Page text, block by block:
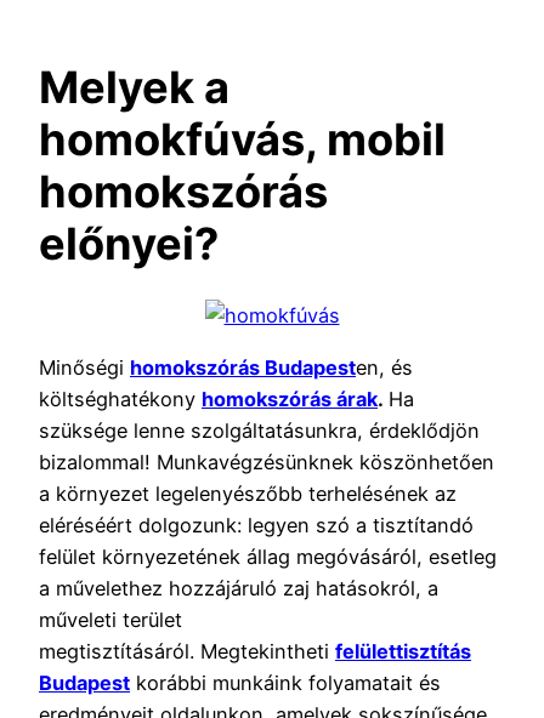
Melyek a
homokfúvás, mobil
homokszórás
előnyei?
Minőségi homokszórás Budapesten, és
költséghatékony homokszórás árak. Ha
szüksége lenne szolgáltatásunkra, érdeklődjön
bizalommal! Munkavégzésünknek köszönhetően
a környezet legelenyészőbb terhelésének az
eléréséért dolgozunk: legyen szó a tisztítandó
felület környezetének állag megóvásáról, esetleg
a művelethez hozzájáruló zaj hatásokról, a
műveleti terület
megtisztításáról. Megtekintheti felülettisztítás
Budapest korábbi munkáink folyamatait és